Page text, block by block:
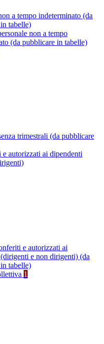
a tempo indeterminato (da
tabelle)
non a tempo
(da pubblicare in tabelle)
trimestrali (da pubblicare
autorizzati ai dipendenti
e autorizzati ai
e non dirigenti) (da
tabelle)
1